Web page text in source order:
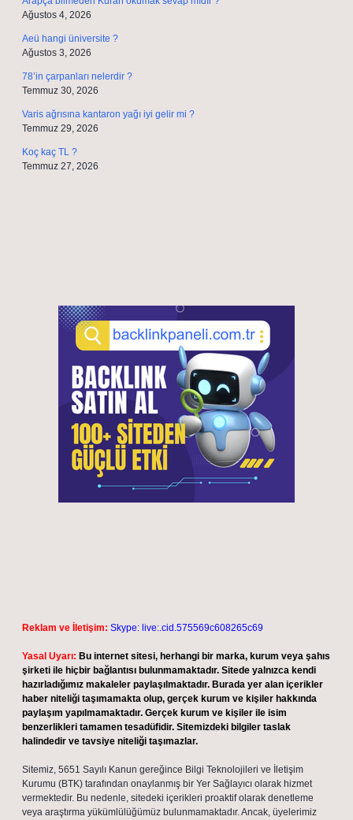
Ağustos 4, 2026
Aeü hangi üniversite ?
Ağustos 3, 2026
78’in çarpanları nelerdir ?
Temmuz 30, 2026
Varis ağrısına kantaron yağı iyi gelir mi ?
Temmuz 29, 2026
Koç kaç TL ?
Temmuz 27, 2026
Reklam ve İletişim: Skype: live:.cid.575569c608265c69
Yasal Uyarı: Bu internet sitesi, herhangi bir marka, kurum veya şahıs
şirketi ile hiçbir bağlantısı bulunmamaktadır. Sitede yalnızca kendi
hazırladığımız makaleler paylaşılmaktadır. Burada yer alan içerikler
haber niteliği taşımamakta olup, gerçek kurum ve kişiler hakkında
paylaşım yapılmamaktadır. Gerçek kurum ve kişiler ile isim
benzerlikleri tamamen tesadüfidir. Sitemizdeki bilgiler taslak
halindedir ve tavsiye niteliği taşımazlar.
Sitemiz, 5651 Sayılı Kanun gereğince Bilgi Teknolojileri ve İletişim
Kurumu (BTK) tarafından onaylanmış bir Yer Sağlayıcı olarak hizmet
vermektedir. Bu nedenle, sitedeki içerikleri proaktif olarak denetleme
veya araştırma yükümlülüğümüz bulunmamaktadır. Ancak, üyelerimiz